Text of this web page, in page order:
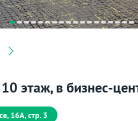
этаж, в бизнес-
16А, стр. 3